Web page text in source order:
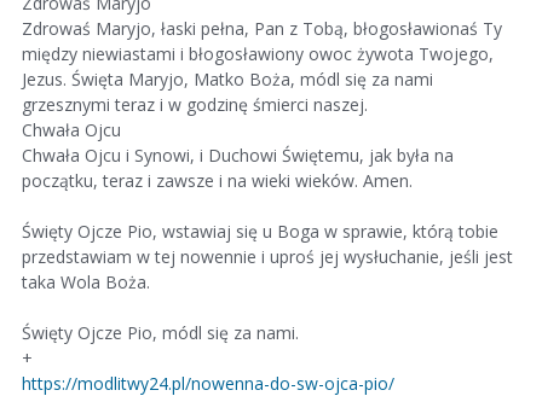
Zdrowaś Maryjo, łaski pełna, Pan z Tobą, błogosławionaś Ty
między niewiastami i błogosławiony owoc żywota Twojego,
Jezus. Święta Maryjo, Matko Boża, módl się za nami
grzesznymi teraz i w godzinę śmierci naszej.
Chwała Ojcu
Chwała Ojcu i Synowi, i Duchowi Świętemu, jak była na
początku, teraz i zawsze i na wieki wieków. Amen.
Święty Ojcze Pio, wstawiaj się u Boga w sprawie, którą tobie
przedstawiam w tej nowennie i uproś jej wysłuchanie, jeśli jest
taka Wola Boża.
Święty Ojcze Pio, módl się za nami.
+
https://modlitwy24.pl/nowenna-do-sw-ojca-pio/